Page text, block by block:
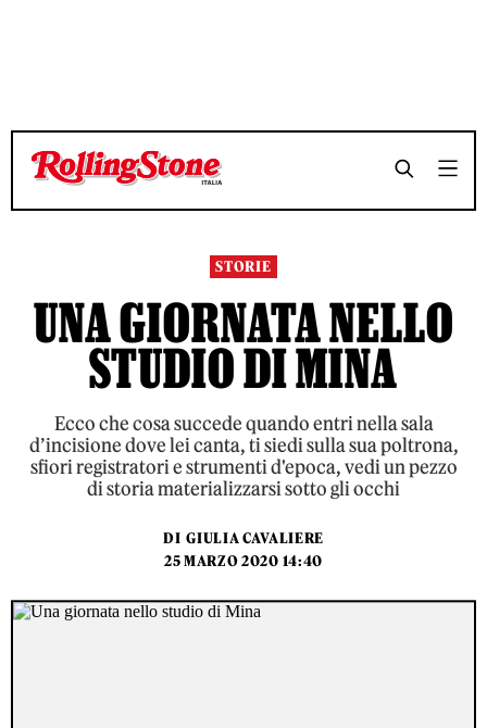
TEMPO DI LETTURA 9 MINUTI SHARE
TEMPO DI LETTURA 9 MINUTI SHARE
STORIE
UNA GIORNATA NELLO
STUDIO DI MINA
Ecco che cosa succede quando entri nella sala
d’incisione dove lei canta, ti siedi sulla sua poltrona,
sfiori registratori e strumenti d'epoca, vedi un pezzo
di storia materializzarsi sotto gli occhi
DI GIULIA CAVALIERE
25 MARZO 2020 14:40